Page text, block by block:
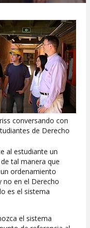
conversando con
de Derecho
al estudiante un
tal manera que
ordenamiento
no en el Derecho
es el sistema
el sistema